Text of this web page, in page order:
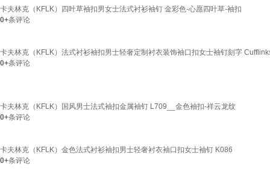
卡夫林克（KFLK）四叶草袖扣男女士法式衬衫袖钉 金彩色-心愿四叶草-袖扣
0+条评论
卡夫林克（KFLK）法式衬衫袖扣男士轻奢定制衬衣装饰袖口扣女士袖钉刻字
0+条评论
卡夫林克（KFLK）国风男士法式袖扣金属袖钉 L709__金色袖扣-祥云龙纹
0+条评论
卡夫林克（KFLK）金色法式衬衫袖扣男士轻奢衬衣袖口扣女士袖钉 K086
0+条评论